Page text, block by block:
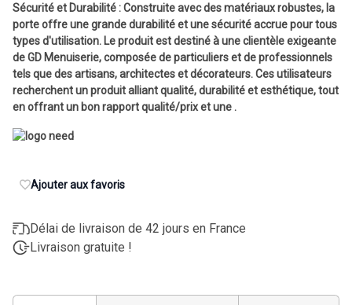
Sécurité et Durabilité : Construite avec des matériaux robustes, la
porte offre une grande durabilité et une sécurité accrue pour tous
types d'utilisation. Le produit est destiné à une clientèle exigeante
de GD Menuiserie, composée de particuliers et de professionnels
tels que des artisans, architectes et décorateurs. Ces utilisateurs
recherchent un produit alliant qualité, durabilité et esthétique, tout
en offrant un bon rapport qualité/prix et une .
Ajouter aux favoris
Délai de livraison de 42 jours en France
Livraison gratuite !